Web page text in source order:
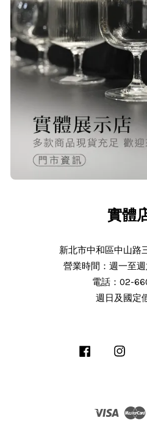
品質非常好！
覺質感
O***
24/Nov/2025
說商品 細心解
實體
新北市中和區中山路
營業時間：週一至
電話：02-
週日及國定
Facebook
Visa